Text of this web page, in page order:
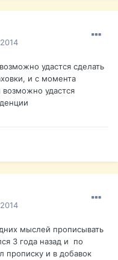
удастся сделать
и с момента
удастся
мыслей прописывать
3 года назад и по
прописку и в добавок